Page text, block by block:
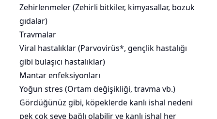
Zehirlenmeler (Zehirli bitkiler, kimyasallar, bozuk
gıdalar)
Travmalar
Viral hastalıklar (Parvovirüs*, gençlik hastalığı
gibi bulaşıcı hastalıklar)
Mantar enfeksiyonları
Yoğun stres (Ortam değişikliği, travma vb.)
Gördüğünüz gibi, köpeklerde kanlı ishal nedeni
pek çok şeye bağlı olabilir ve kanlı ishal her